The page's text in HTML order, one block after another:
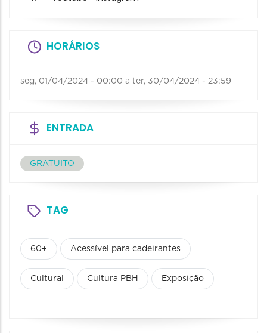
HORÁRIOS
seg, 01/04/2024 - 00:00 a ter, 30/04/2024 - 23:59
ENTRADA
GRATUITO
TAG
60+ Acessível para cadeirantes
Cultural Cultura PBH Exposição